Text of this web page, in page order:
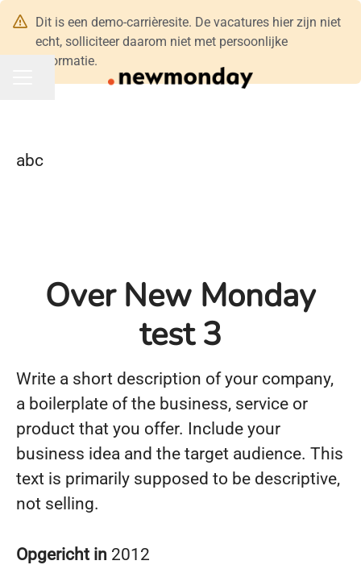
Dit is een demo-carrièresite. De vacatures hier zijn niet
echt, solliciteer daarom niet met persoonlijke
informatie.
CARRIÈREMENU
Pagina delen
abc
Over New Monday
test 3
Write a short description of your company,
a boilerplate of the business, service or
product that you offer. Include your
business idea and the target audience. This
text is primarily supposed to be descriptive,
not selling.
Opgericht in 2012